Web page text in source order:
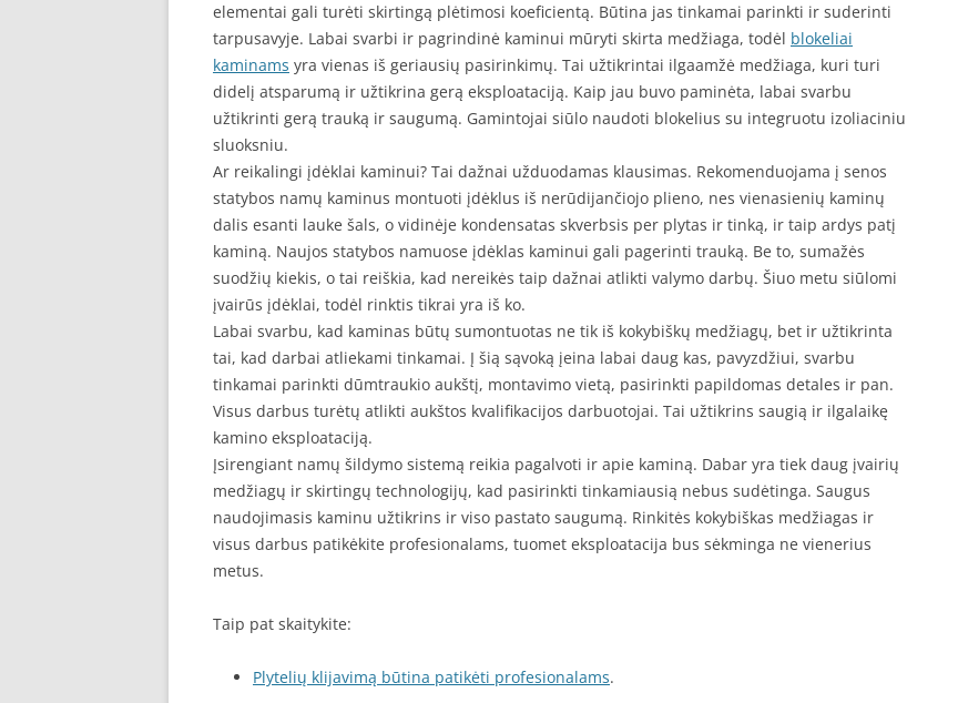
elementai gali turėti skirtingą plėtimosi koeficientą. Būtina jas tinkamai parinkti ir suderinti
tarpusavyje. Labai svarbi ir pagrindinė kaminui mūryti skirta medžiaga, todėl blokeliai
kaminams yra vienas iš geriausių pasirinkimų. Tai užtikrintai ilgaamžė medžiaga, kuri turi
didelį atsparumą ir užtikrina gerą eksploataciją. Kaip jau buvo paminėta, labai svarbu
užtikrinti gerą trauką ir saugumą. Gamintojai siūlo naudoti blokelius su integruotu izoliaciniu
sluoksniu.
Ar reikalingi įdėklai kaminui? Tai dažnai užduodamas klausimas. Rekomenduojama į senos
statybos namų kaminus montuoti įdėklus iš nerūdijančiojo plieno, nes vienasienių kaminų
dalis esanti lauke šals, o vidinėje kondensatas skverbsis per plytas ir tinką, ir taip ardys patį
kaminą. Naujos statybos namuose įdėklas kaminui gali pagerinti trauką. Be to, sumažės
suodžių kiekis, o tai reiškia, kad nereikės taip dažnai atlikti valymo darbų. Šiuo metu siūlomi
įvairūs įdėklai, todėl rinktis tikrai yra iš ko.
Labai svarbu, kad kaminas būtų sumontuotas ne tik iš kokybiškų medžiagų, bet ir užtikrinta
tai, kad darbai atliekami tinkamai. Į šią sąvoką įeina labai daug kas, pavyzdžiui, svarbu
tinkamai parinkti dūmtraukio aukštį, montavimo vietą, pasirinkti papildomas detales ir pan.
Visus darbus turėtų atlikti aukštos kvalifikacijos darbuotojai. Tai užtikrins saugią ir ilgalaikę
kamino eksploataciją.
Įsirengiant namų šildymo sistemą reikia pagalvoti ir apie kaminą. Dabar yra tiek daug įvairių
medžiagų ir skirtingų technologijų, kad pasirinkti tinkamiausią nebus sudėtinga. Saugus
naudojimasis kaminu užtikrins ir viso pastato saugumą. Rinkitės kokybiškas medžiagas ir
visus darbus patikėkite profesionalams, tuomet eksploatacija bus sėkminga ne vienerius
metus.
Taip pat skaitykite:
Plytelių klijavimą būtina patikėti profesionalams.